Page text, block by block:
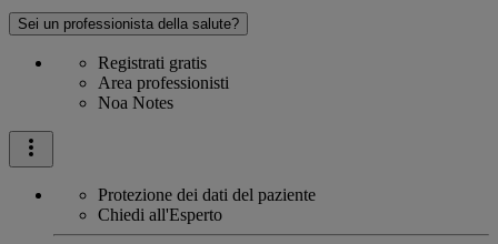
Sei un professionista della salute?
Registrati gratis
Area professionisti
Noa Notes
Protezione dei dati del paziente
Chiedi all'Esperto